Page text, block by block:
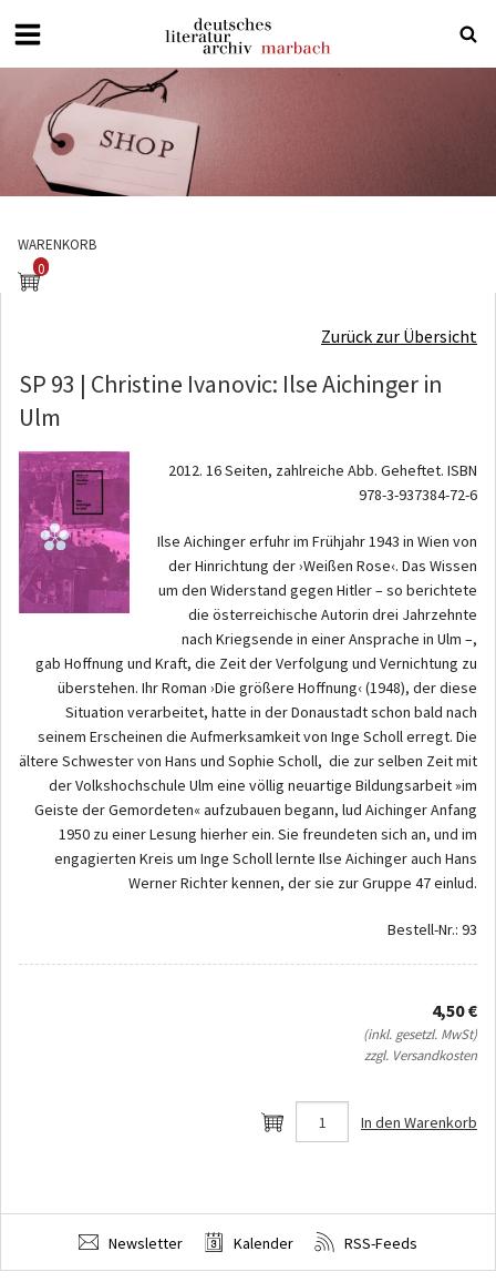
Deutsches
Literaturarchiv
Marbach
WARENKORB
0
Zurück zur Übersicht
SP 93 | Christine Ivanovic: Ilse Aichinger in
Ulm
2012. 16 Seiten, zahlreiche Abb. Geheftet. ISBN
978-3-937384-72-6
Ilse Aichinger erfuhr im Frühjahr 1943 in Wien von
der Hinrichtung der ›Weißen Rose‹. Das Wissen
um den Widerstand gegen Hitler – so berichtete
die österreichische Autorin drei Jahrzehnte
nach Kriegsende in einer Ansprache in Ulm –,
gab Hoffnung und Kraft, die Zeit der Verfolgung und Vernichtung zu
überstehen. Ihr Roman ›Die größere Hoffnung‹ (1948), der diese
Situation verarbeitet, hatte in der Donaustadt schon bald nach
seinem Erscheinen die Aufmerksamkeit von Inge Scholl erregt. Die
ältere Schwester von Hans und Sophie Scholl, die zur selben Zeit mit
der Volkshochschule Ulm eine völlig neuartige Bildungsarbeit »im
Geiste der Gemordeten« aufzubauen begann, lud Aichinger Anfang
1950 zu einer Lesung hierher ein. Sie freundeten sich an, und im
engagierten Kreis um Inge Scholl lernte Ilse Aichinger auch Hans
Werner Richter kennen, der sie zur Gruppe 47 einlud.
Bestell-Nr.: 93
4,50 €
(inkl. gesetzl. MwSt)
zzgl. Versandkosten
In den Warenkorb
Newsletter Kalender RSS-Feeds